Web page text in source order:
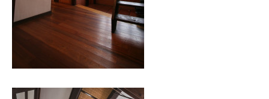
本社
〒941-0062 新潟県糸魚川市中央2-4-2
025-552-0456 (本社)
0120-470-456 (フリーダイヤル)